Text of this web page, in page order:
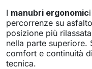
I manubri ergonomic
percorrenze su
posizione più
nella parte superiore.
comfort e continuità
tecnica.